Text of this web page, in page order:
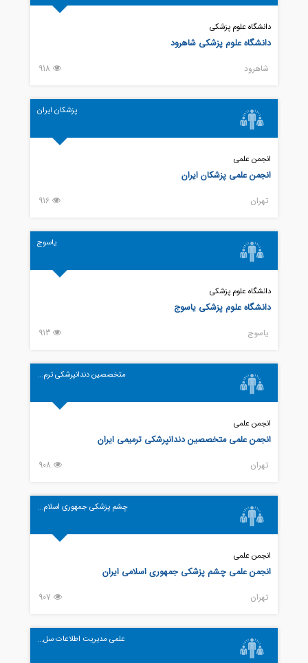
دانشگاه علوم پزشکی
دانشگاه علوم پزشکی شاهرود
شاهرود 918
پزشکان ایران
انجمن علمی
انجمن علمی پزشکان ایران
تهران 916
یاسوج
دانشگاه علوم پزشکی
دانشگاه علوم پزشکی یاسوج
ياسوج 913
متخصصین دندانپرشکی ترم...
انجمن علمی
انجمن علمی متخصصین دندانپرشکی ترمیمی ایران
تهران 908
چشم پزشکی جمهوری اسلام...
انجمن علمی
انجمن علمی چشم پزشکی جمهوری اسلامی ایران
تهران 907
علمی مدیریت اطلاعات سل...